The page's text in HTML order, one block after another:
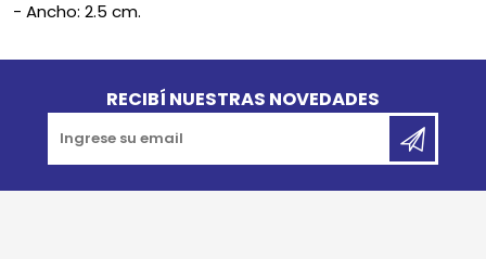
- Ancho: 2.5 cm.
RECIBÍ NUESTRAS NOVEDADES